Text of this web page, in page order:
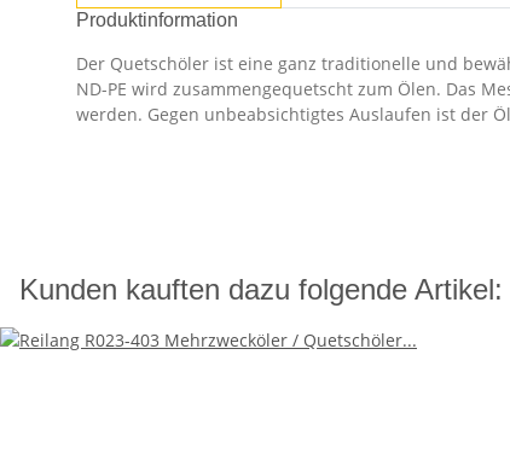
Produktinformation
Der Quetschöler ist eine ganz traditionelle und
ND-PE wird zusammengequetscht zum Ölen. Das
werden. Gegen unbeabsichtigtes Auslaufen ist der
Kunden kauften dazu folgende Artikel: